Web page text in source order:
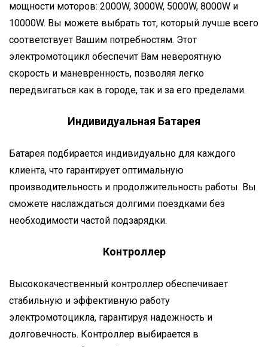
мощности моторов: 2000W, 3000W, 5000W, 8000W и
10000W. Вы можете выбрать тот, который лучше всего
соответствует Вашим потребностям. Этот
электромотоцикл обеспечит Вам невероятную
скорость и маневренность, позволяя легко
передвигаться как в городе, так и за его пределами.
Индивидуальная Батарея
Батарея подбирается индивидуально для каждого
клиента, что гарантирует оптимальную
производительность и продолжительность работы. Вы
сможете наслаждаться долгими поездками без
необходимости частой подзарядки.
Контроллер
Высококачественный контроллер обеспечивает
стабильную и эффективную работу
электромотоцикла, гарантируя надежность и
долговечность. Контроллер выбирается в